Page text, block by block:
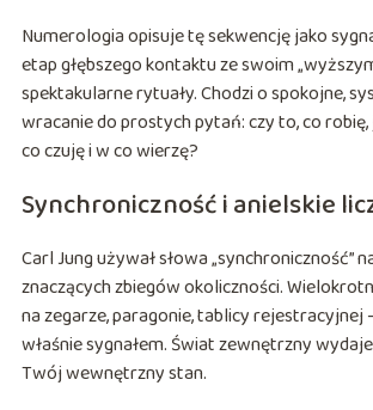
Numerologia opisuje tę sekwencję jako
etap głębszego kontaktu ze swoim
spektakularne rytuały. Chodzi o spokojne,
wracanie do prostych pytań: czy to, co
co czuję i w co wierzę?
Synchroniczność i anielskie
Carl Jung używał słowa „synchroniczność”
znaczących zbiegów okoliczności.
na zegarze, paragonie, tablicy rejestracyjnej
właśnie sygnałem. Świat zewnętrzny
Twój wewnętrzny stan.